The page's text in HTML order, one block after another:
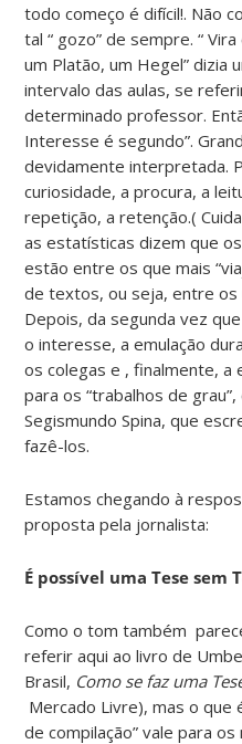
todo começo é difícil!. Não
tal “ gozo” de sempre. “
um Platão, um Hegel” dizia
intervalo das aulas, se
determinado professor.
Interesse é segundo”.
devidamente interpretada.
curiosidade, a procura, a
repetição, a retenção.(
as estatísticas dizem que
estão entre os que mais
de textos, ou seja, entre os
Depois, da segunda vez
o interesse, a emulação
os colegas e , finalmente, a
para os “trabalhos de
Segismundo Spina, que
fazê-los.
Estamos chegando à
proposta pela jornalista:
É possível uma Tese sem
Como o tom também
referir aqui ao livro de
Brasil, Como se faz uma
Mercado Livre), mas o que
de compilação” vale para